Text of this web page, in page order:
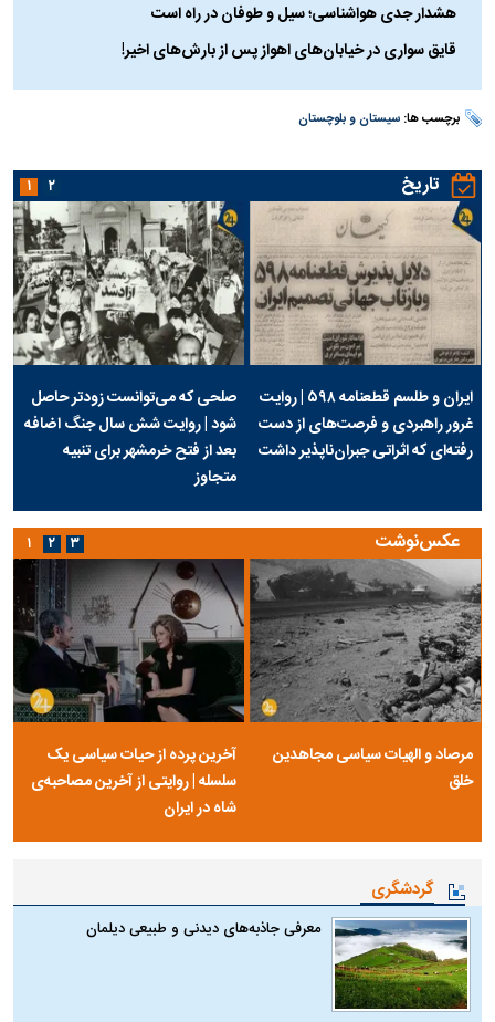
هشدار جدی هواشناسی؛ سیل و طوفان در راه است
قایق سواری در خیابان‌های اهواز پس از بارش‌های اخیر!
برچسب ها:سیستان و بلوچستان
تاریخ
ایران و طلسم قطعنامه ۵۹۸ | روایت
غرور راهبردی و فرصت‌های از دست
رفته‌ای که اثراتی جبران‌ناپذیر داشت
صلحی که می‌توانست زودتر حاصل
شود | روایت شش سال جنگ اضافه
بعد از فتح خرمشهر برای تنبیه
متجاوز
۱ ۲
عکس‌نوشت
مرصاد و الهیات سیاسی مجاهدین
خلق
آخرین پرده از حیات سیاسی یک
سلسله | روایتی از آخرین مصاحبه‌ی
شاه در ایران
۱ ۲ ۳
گردشگری
معرفی جاذبه‌های دیدنی و طبیعی دیلمان